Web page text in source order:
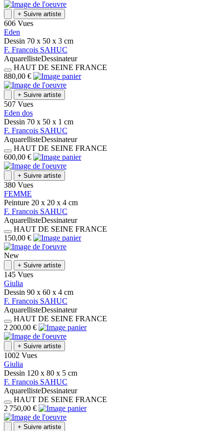
+ Suivre artiste
606 Vues
Eden
Dessin 70 x 50 x 3 cm
F. Francois SAHUC
AquarellisteDessinateur
HAUT DE SEINE FRANCE
880,00 €
+ Suivre artiste
507 Vues
Eden dos
Dessin 70 x 50 x 1 cm
F. Francois SAHUC
AquarellisteDessinateur
HAUT DE SEINE FRANCE
600,00 €
+ Suivre artiste
380 Vues
FEMME
Peinture 20 x 20 x 4 cm
F. Francois SAHUC
AquarellisteDessinateur
HAUT DE SEINE FRANCE
150,00 €
New
+ Suivre artiste
145 Vues
Giulia
Dessin 90 x 60 x 4 cm
F. Francois SAHUC
AquarellisteDessinateur
HAUT DE SEINE FRANCE
2 200,00 €
+ Suivre artiste
1002 Vues
Giulia
Dessin 120 x 80 x 5 cm
F. Francois SAHUC
AquarellisteDessinateur
HAUT DE SEINE FRANCE
2 750,00 €
+ Suivre artiste